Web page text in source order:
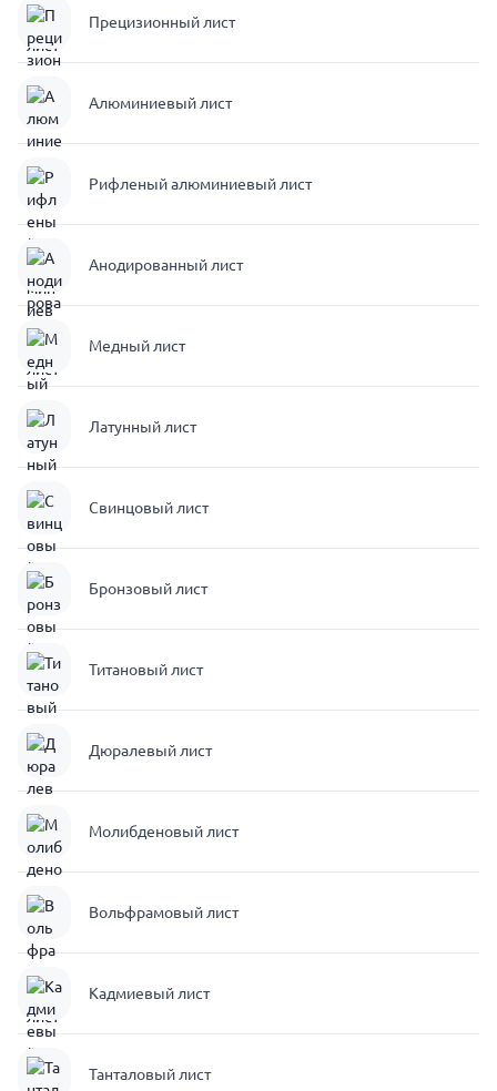
Прецизионный лист
Алюминиевый лист
Рифленый алюминиевый лист
Анодированный лист
Медный лист
Латунный лист
Свинцовый лист
Бронзовый лист
Титановый лист
Дюралевый лист
Молибденовый лист
Вольфрамовый лист
Кадмиевый лист
Танталовый лист